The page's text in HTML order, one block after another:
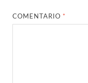
COMENTARIO *